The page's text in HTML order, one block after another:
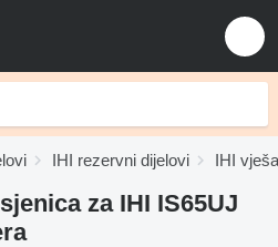
IHI rezervni dijelovi IHI
za IHI IS65UJ